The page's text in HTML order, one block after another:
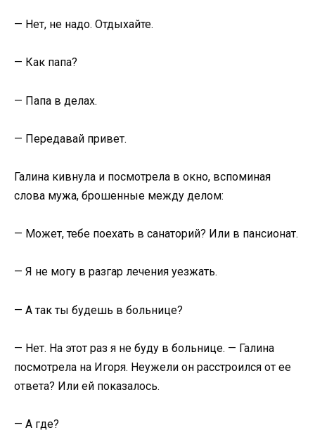
— Нет, не надо. Отдыхайте.
— Как папа?
— Папа в делах.
— Передавай привет.
Галина кивнула и посмотрела в окно, вспоминая
слова мужа, брошенные между делом:
— Может, тебе поехать в санаторий? Или в пансионат.
— Я не могу в разгар лечения уезжать.
— А так ты будешь в больнице?
— Нет. На этот раз я не буду в больнице. — Галина
посмотрела на Игоря. Неужели он расстроился от ее
ответа? Или ей показалось.
— А где?